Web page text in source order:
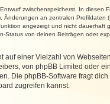
zwischenspeicherst. In diesen
an zentralen Profildaten
angezeigt und nicht dauerhaft
Status von deinen Beiträgen oder
auf einer Vielzahl von
von phpBB Limited oder
Die phpBB-Software fragt
zugreifen kannst.